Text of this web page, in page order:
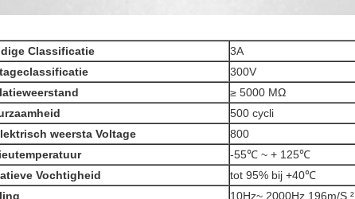
Classificatie
3A
300V
≥ 5000 MΩ
500 cycli
weersta Voltage
800
-55℃ ~ + 125℃
Vochtigheid
tot 95% bij +40℃
10Hz~ 2000Hz 196m/S ²